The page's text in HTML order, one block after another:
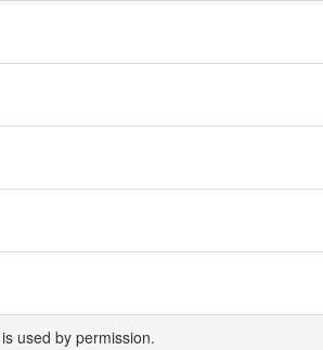
used by permission.